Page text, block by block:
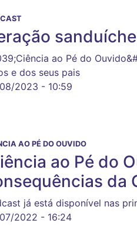
ao Pé do
e dos seus pais
2023 - 10:59
AO PÉ DO OUVIDO
ao Pé do
da
já está disponível nas
2022 - 16:24